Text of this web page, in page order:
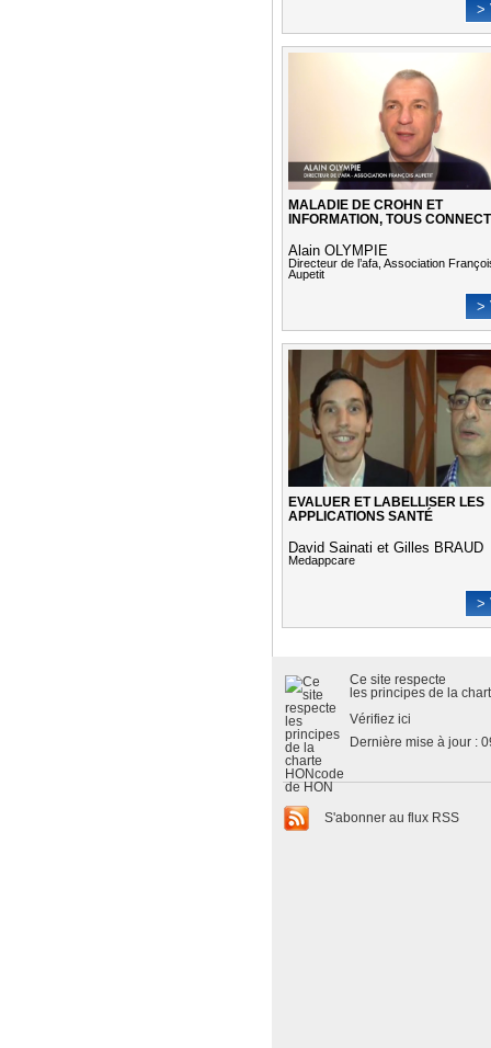
>
MALADIE DE CROHN ET
INFORMATION, TOUS
Alain OLYMPIE
Directeur de l’afa, Association
Aupetit
>
EVALUER ET LABELLISER LES
APPLICATIONS SANTÉ
David Sainati et Gilles BRAUD
Medappcare
>
Ce site respecte
les principes de la
Vérifiez ici
Dernière mise à jour :
S'abonner au flux RSS